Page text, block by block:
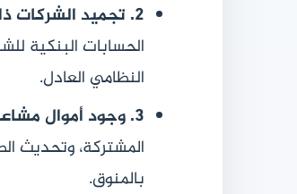
2. تجميد الشركات ذات المسؤولية المحدودة:
الحسابات البنكية
النظامي العادل.
3. وجود أموال مشاعة وصكوك عقارية غير محدثة:
المشتركة، وتحديث
بالمنوق.